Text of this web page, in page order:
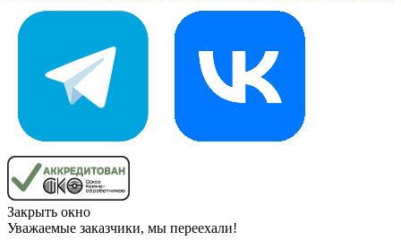
Закрыть окно
Уважаемые заказчики, мы переехали!